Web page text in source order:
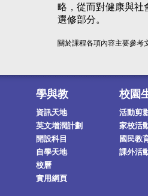
略，從而對健康與社
選修部分。
關於課程各項內容主要參
學與教
資訊天地
英文增潤計劃
開設科目
自學天地
校曆
實用網頁
校園
活動剪
家校活
國民教
課外活